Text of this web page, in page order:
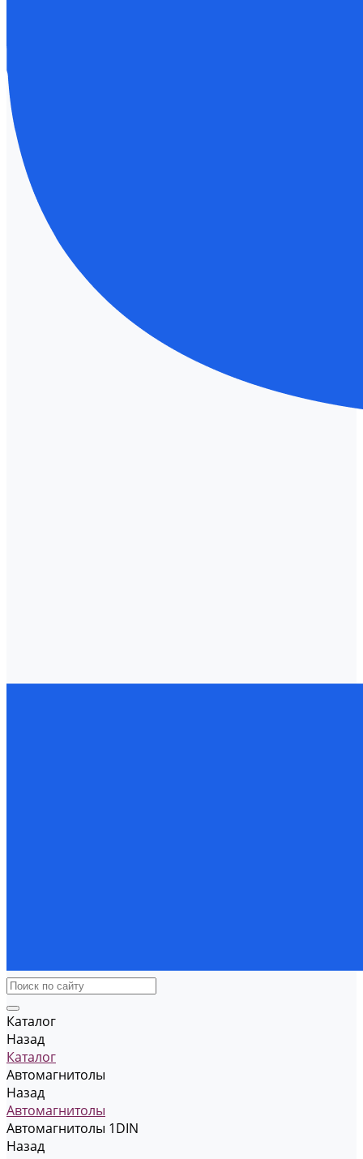
Каталог
Назад
Каталог
Автомагнитолы
Назад
Автомагнитолы
Автомагнитолы 1DIN
Назад